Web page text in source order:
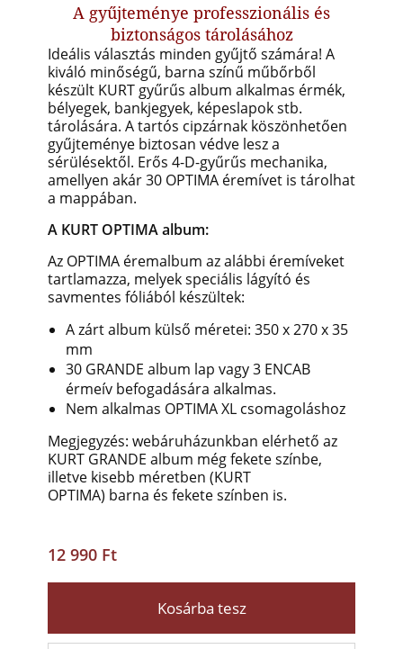
A gyűjteménye professzionális és
biztonságos tárolásához
Ideális választás minden gyűjtő számára! A
kiváló minőségű, barna színű műbőrből
készült KURT gyűrűs album alkalmas érmék,
bélyegek, bankjegyek, képeslapok stb.
tárolására. A tartós cipzárnak köszönhetően
gyűjteménye biztosan védve lesz a
sérülésektől. Erős 4-D-gyűrűs mechanika,
amellyen akár 30 OPTIMA éremívet is tárolhat
a mappában.
A KURT OPTIMA album:
Az OPTIMA éremalbum az alábbi éremíveket
tartlamazza, melyek speciális lágyító és
savmentes fóliából készültek:
A zárt album külső méretei: 350 x 270 x 35
mm
30 GRANDE album lap vagy 3 ENCAB
érmeív befogadására alkalmas.
Nem alkalmas OPTIMA XL csomagoláshoz
Megjegyzés: webáruházunkban elérhető az
KURT GRANDE album még fekete színbe,
illetve kisebb méretben (KURT
OPTIMA) barna és fekete színben is.
12 990 Ft
Kosárba tesz